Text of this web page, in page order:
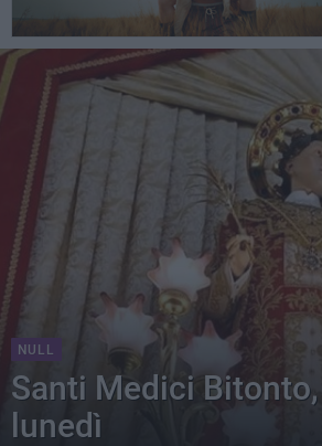
NULL
Santi Medici
lunedì